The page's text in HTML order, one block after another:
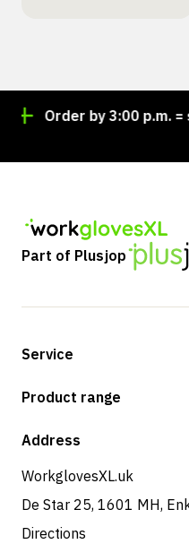
Order by 3:00 p.m. =
Part of Plusjop
Service
Payment methods
Returns & service
Product range
Shop
Address
WorkglovesXL.uk
De Star 25, 1601 MH,
Directions